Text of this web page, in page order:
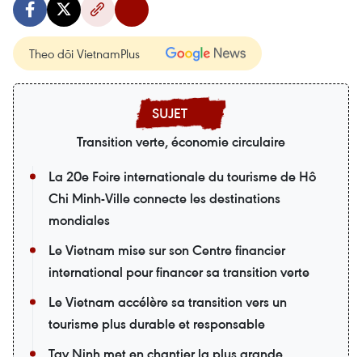
Theo dõi VietnamPlus
Transition verte, économie circulaire
La 20e Foire internationale du tourisme de Hô
Chi Minh-Ville connecte les destinations
mondiales
Le Vietnam mise sur son Centre financier
international pour financer sa transition verte
Le Vietnam accélère sa transition vers un
tourisme plus durable et responsable